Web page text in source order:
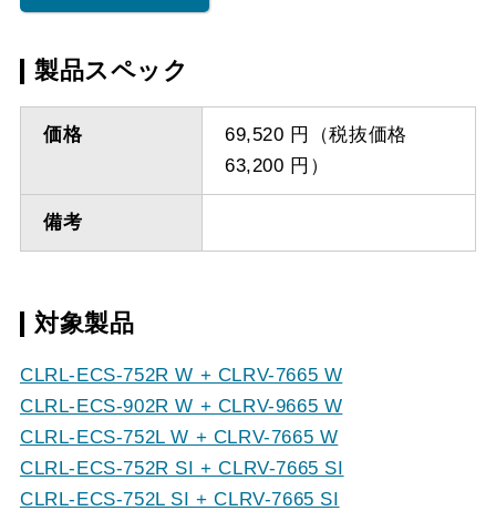
製品スペック
価格
69,520 円（税抜価格
63,200 円）
備考
対象製品
CLRL-ECS-752R W + CLRV-7665 W
CLRL-ECS-902R W + CLRV-9665 W
CLRL-ECS-752L W + CLRV-7665 W
CLRL-ECS-752R SI + CLRV-7665 SI
CLRL-ECS-752L SI + CLRV-7665 SI